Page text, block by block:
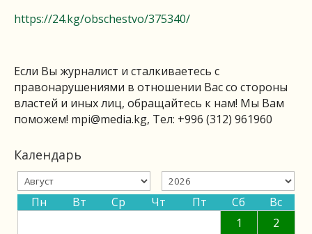
https://24.kg/obschestvo/375340/
Если Вы журналист и сталкиваетесь с
правонарушениями в отношении Вас со стороны
властей и иных лиц, обращайтесь к нам! Мы Вам
поможем! mpi@media.kg, Тел: +996 (312) 961960
Календарь
Пн Вт Ср Чт Пт Сб
Вс
1
2